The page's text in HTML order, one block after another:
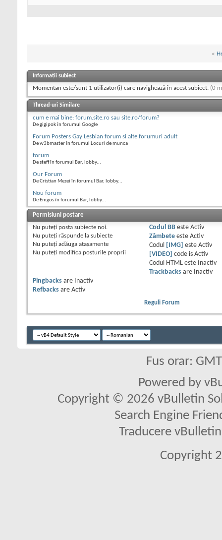
«
Informații subiect
Momentan este/sunt 1 utilizator(i) care navighează în acest subiect. (0
Thread-uri Similare
cum e mai bine: forum.site.ro sau site.ro/forum?
De gigipok în forumul Google
Forum Posters Gay Lesbian forum si alte forumuri adult
De w3bmaster în forumul Locuri de munca
forum
De steff în forumul Bar, lobby...
Our Forum
De Cristian Mezei în forumul Bar, lobby...
Nou forum
De Emgos în forumul Bar, lobby...
Permisiuni postare
Nu puteţi posta subiecte noi.
Nu puteţi răspunde la subiecte
Nu puteţi adăuga ataşamente
Nu puteţi modifica posturile proprii
Codul BBeste Activ
Zâmbeteeste Activ
Codul
[IMG] este Activ
[VIDEO]
code is Activ
Codul HTML este
Inactiv
Trackbacksare
Inactiv
Pingbacks are
Inactiv
Refbacks are Activ
Reguli Forum
Fus orar:
Powered by
Copyright © 2026 vBulletin
Search Engine
Traducere
Copyright